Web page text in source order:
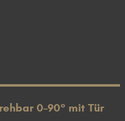
0–90° mit Tür